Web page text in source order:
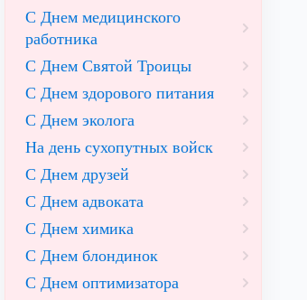
С Днем медицинского
работника
С Днем Святой Троицы
С Днем здорового питания
С Днем эколога
На день сухопутных войск
С Днем друзей
С Днем адвоката
С Днем химика
С Днем блондинок
С Днем оптимизатора